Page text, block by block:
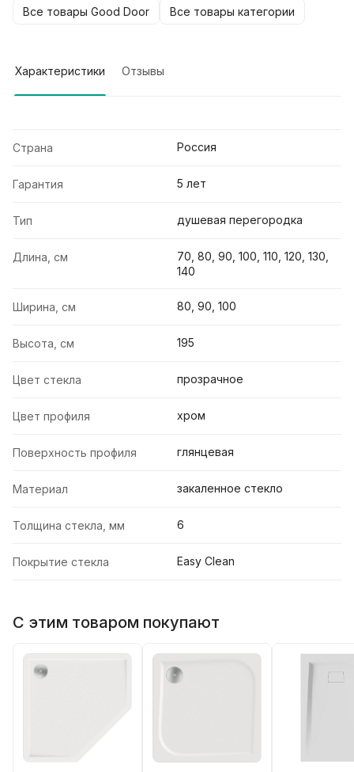
Все товары Good Door Все товары категории
Характеристики Отзывы
Страна Россия
Гарантия 5 лет
Тип душевая перегородка
Длина, см
70, 80, 90, 100, 110, 120, 130,
140
Ширина, см 80, 90, 100
Высота, см 195
Цвет стекла прозрачное
Цвет профиля хром
Поверхность профиля глянцевая
Материал закаленное стекло
Толщина стекла, мм 6
Покрытие стекла Easy Clean
С этим товаром покупают